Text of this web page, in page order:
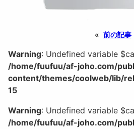
« 前の記事
Warning: Undefined variable
/home/fuufuu/af-joho.com/
content/themes/coolweb/lib/
15
Warning: Undefined variable
/home/fuufuu/af-joho.com/